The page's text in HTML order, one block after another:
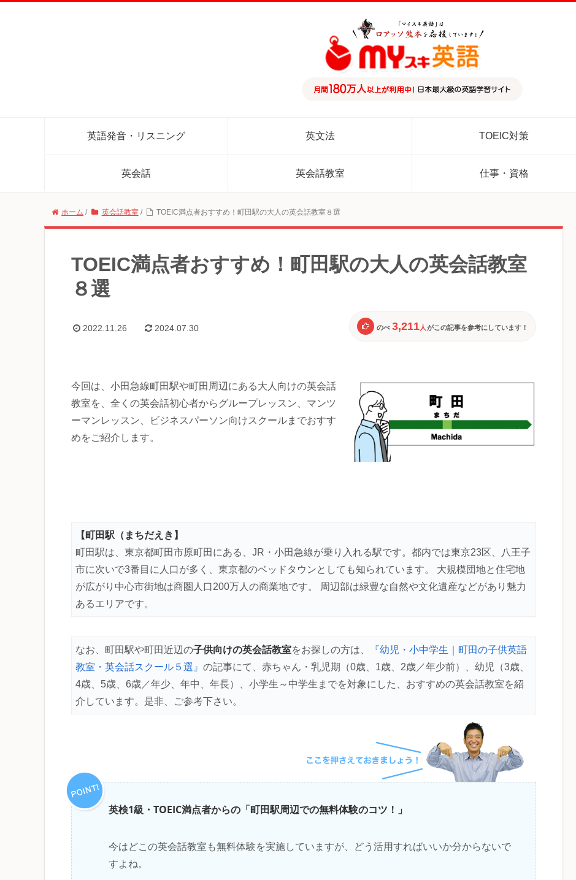
英語発音・リスニング 英文法 TOEIC対策
英会話 英会話教室 仕事・資格
ホーム / 英会話教室 / TOEIC満点者おすすめ！町田駅の大人の英会話教室８選
TOEIC満点者おすすめ！町田駅の大人の英会話教室
８選
2022.11.26 2024.07.30 のべ 3,211人 がこの記事を参考にしています！
今回は、小田急線町田駅や町田周辺にある大人向けの英会話
教室を、全くの英会話初心者からグループレッスン、マンツ
ーマンレッスン、ビジネスパーソン向けスクールまでおすす
めをご紹介します。
【町田駅（まちだえき】
町田駅は、東京都町田市原町田にある、JR・小田急線が乗り入れる駅です。都内では東京23区、八王子
市に次いで3番目に人口が多く、東京都のベッドタウンとしても知られています。 大規模団地と住宅地
が広がり中心市街地は商圏人口200万人の商業地です。 周辺部は緑豊な自然や文化遺産などがあり魅力
あるエリアです。
なお、町田駅や町田近辺の子供向けの英会話教室をお探しの方は、
『幼児・小中学生｜町田の子供英語
教室・英会話スクール５選』 の記事にて、赤ちゃん・乳児期（0歳、1歳、2歳／年少前）、幼児（3歳、
4歳、5歳、6歳／年少、年中、年長）、小学生～中学生までを対象にした、おすすめの英会話教室を紹
介しています。是非、ご参考下さい。
英検1級・TOEIC満点者からの「町田駅周辺での無料体験のコツ！」
今はどこの英会話教室も無料体験を実施していますが、どう活用すればいいか分からないで
すよね。